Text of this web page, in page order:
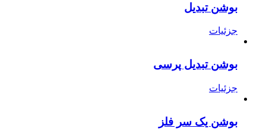
بوشن تبدیل
جزئیات
بوشن تبدیل پرسی
جزئیات
بوشن یک سر فلز